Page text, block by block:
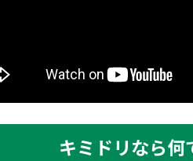
キミドリなら何